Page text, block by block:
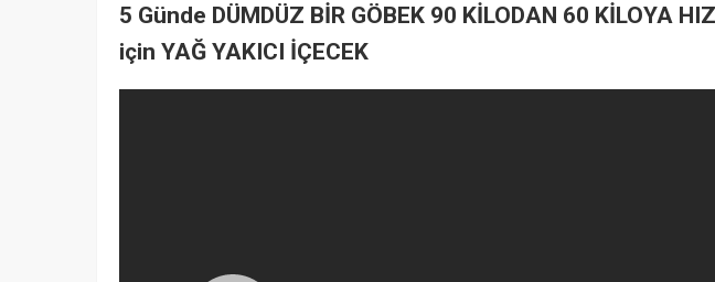
5 Günde DÜMDÜZ BİR GÖBEK 90 KİLODAN 60 KİLOYA
için YAĞ YAKICI İÇECEK